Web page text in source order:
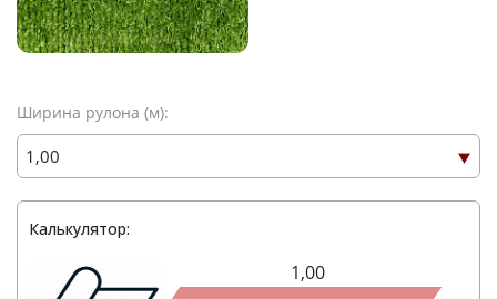
Ширина рулона (м):
Калькулятор:
1,00